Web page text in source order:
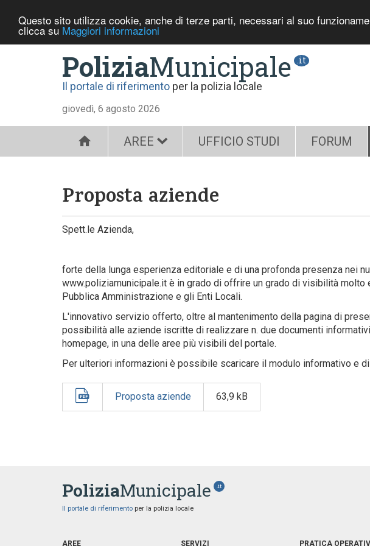
Questo sito utilizza cookie, anche di terze parti, necessari al suo
clicca su Maggiori informazioni
PoliziaMunicipale .it
Il portale di riferimento per la polizia locale
giovedì, 6 agosto 2026
AREE UFFICIO STUDI FORUM
Proposta aziende
Spett.le Azienda,
forte della lunga esperienza editoriale e di una profonda presenza nei
www.poliziamunicipale.it è in grado di offrire un grado di visibilità
Pubblica Amministrazione e gli Enti Locali.
L'innovativo servizio offerto, oltre al mantenimento della pagina di
possibilità alle aziende iscritte di realizzare n. due documenti
homepage, in una delle aree più visibili del portale.
Per ulteriori informazioni è possibile scaricare il modulo informativo e
Proposta aziende 63,9 kB
PoliziaMunicipale .it
Il portale di riferimento per la polizia locale
AREE SERVIZI PRATICA